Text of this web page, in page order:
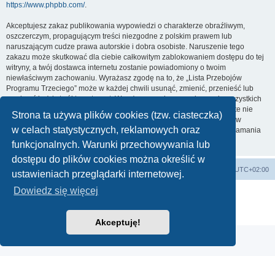
Strona ta używa plików cookies (tzw. ciasteczka)
w celach statystycznych, reklamowych oraz
funkcjonalnych. Warunki przechowywania lub
dostępu do plików cookies można określić w
ustawieniach przeglądarki internetowej.
Dowiedz się więcej
Akceptuję!
https://www.phpbb.com/.
Akceptujesz zakaz publikowania wypowiedzi o charakterze obraźliwym,
oszczerczym, propagującym treści niezgodne z polskim prawem lub
naruszającym cudze prawa autorskie i dobra osobiste. Naruszenie tego
zakazu może skutkować dla ciebie całkowitym zablokowaniem dostępu do tej
witryny, a twój dostawca internetu zostanie powiadomiony o twoim
niewłaściwym zachowaniu. Wyrażasz zgodę na to, że „Lista Przebojów
Programu Trzeciego” może w każdej chwili usunąć, zmienić, przenieść lub
zamknąć każdy twój temat, post. Wyrażasz zgodę na zapisywanie wszystkich
podanych przez ciebie informacji w naszej bazie danych. Informacje te nie
będą przekazywane nikomu bez twojej zgody, ale ani „Lista Przebojów
Programu Trzeciego”, ani phpBB nie ponosi odpowiedzialności za włamania
do witryny, podczas których może dojść do kradzieży danych.
Lista Przebojów Programu Trzeciego UTC+02:00
Technologię dostarcza
Zasady ochrony danych osobowych